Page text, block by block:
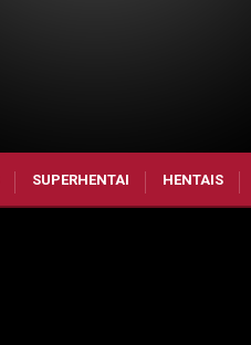
SUPERHENTAI HENTAIS